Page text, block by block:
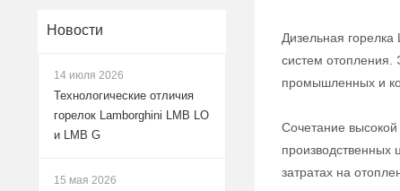
Дизельная
систем отопления.
промышленных и
Сочетание
производственных
затратах на
Новости
14 июля 2026
Технологические отличия
горелок Lamborghini LMB LO
и LMB G
15 мая 2026